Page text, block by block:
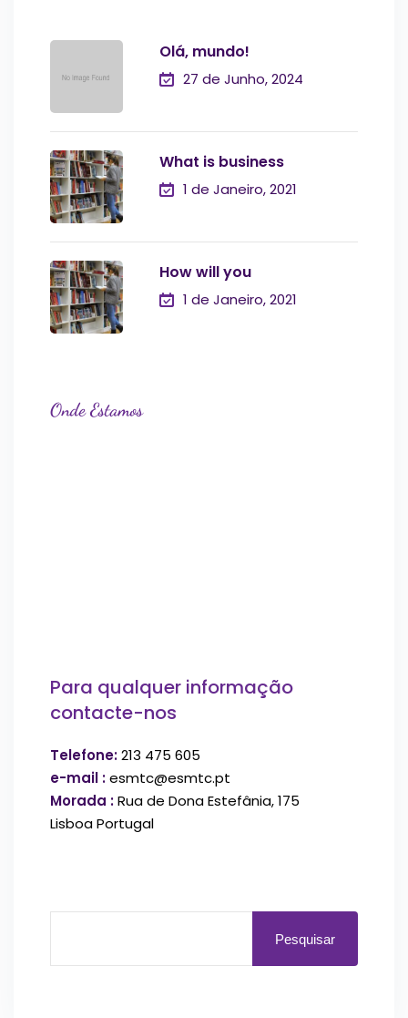
Olá, mundo!
27 de Junho, 2024
What is business
1 de Janeiro, 2021
How will you
1 de Janeiro, 2021
Onde Estamos
Para qualquer informação
contacte-nos
Telefone:213 475 605
e-mail :esmtc@esmtc.pt
Morada :Rua de Dona Estefânia, 175
Lisboa Portugal
Pesquisar